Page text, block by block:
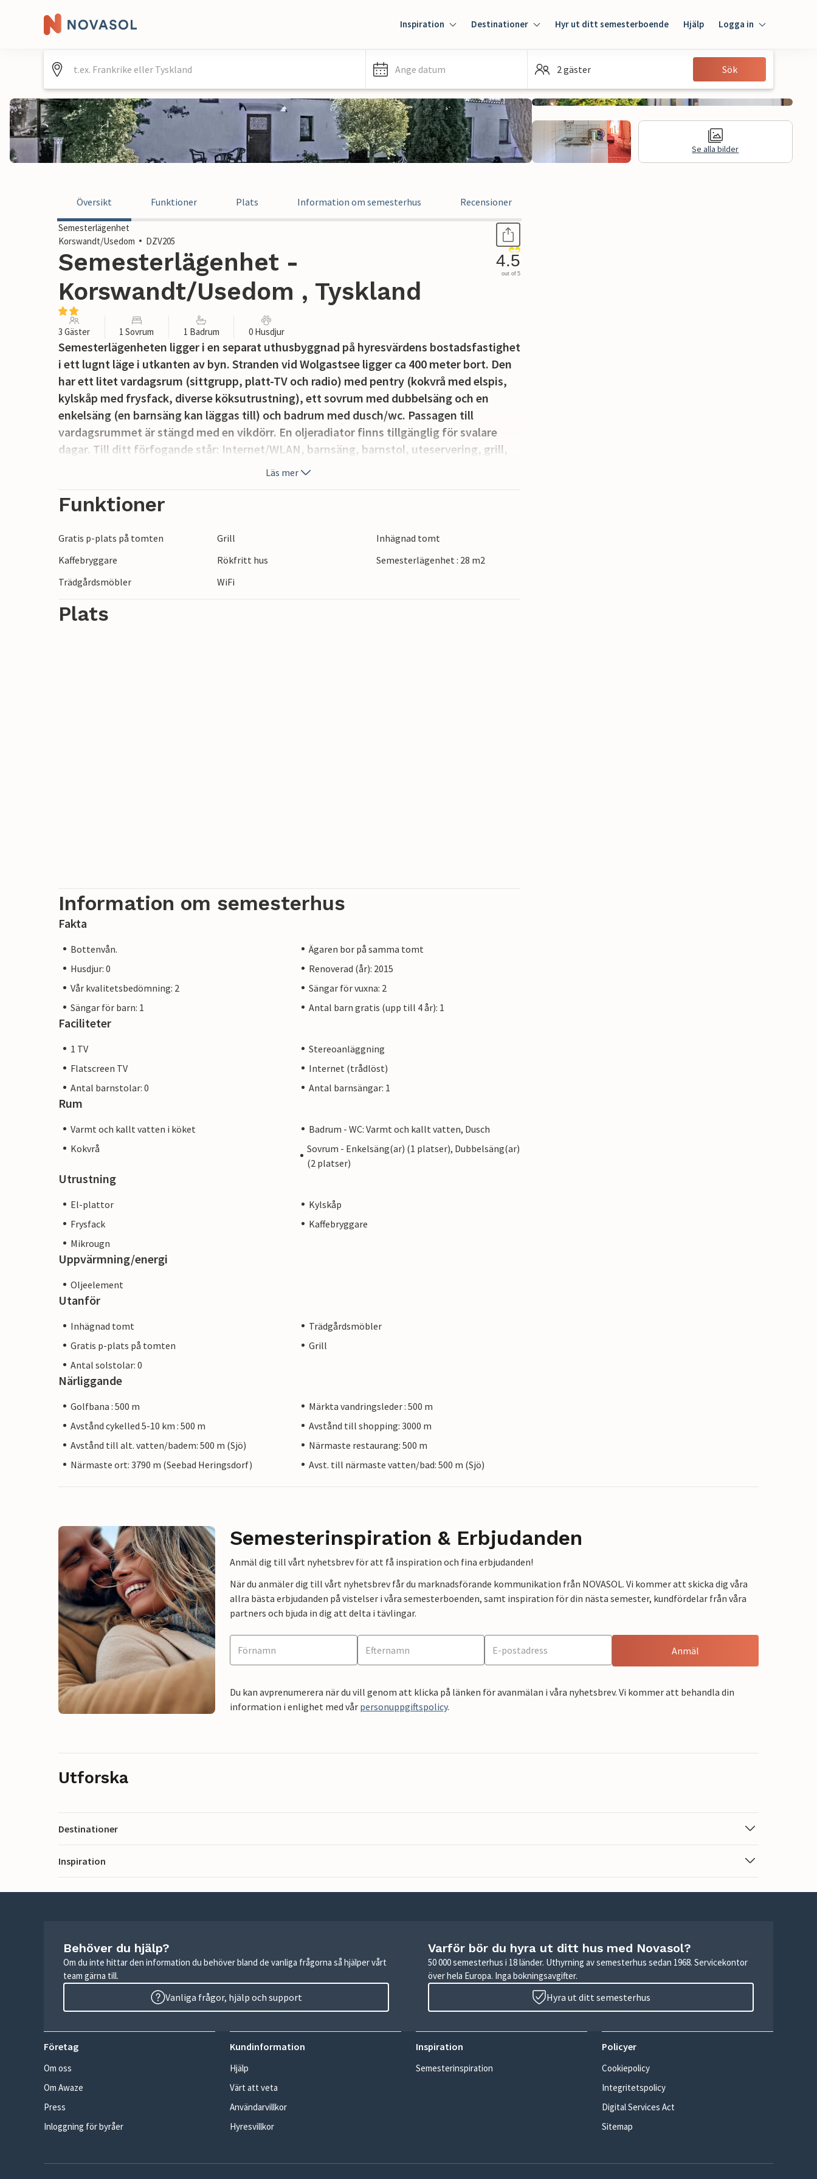
Inspiration Destinationer Hyr ut ditt semesterboende Hjälp Logga in
Gäst
Ange datum 2 gäster Sök
Se alla bilder
Översikt Funktioner Plats Information om semesterhus Recensioner
Semesterlägenhet
Korswandt/Usedom
DZV205
Semesterlägenhet -
Korswandt/Usedom , Tyskland
4.5
out of 5
3 Gäster 1 Sovrum 1 Badrum 0 Husdjur
Semesterlägenheten ligger i en separat uthusbyggnad på hyresvärdens bostadsfastighet
i ett lugnt läge i utkanten av byn. Stranden vid Wolgastsee ligger ca 400 meter bort. Den
har ett litet vardagsrum (sittgrupp, platt-TV och radio) med pentry (kokvrå med elspis,
kylskåp med frysfack, diverse köksutrustning), ett sovrum med dubbelsäng och en
enkelsäng (en barnsäng kan läggas till) och badrum med dusch/wc. Passagen till
vardagsrummet är stängd med en vikdörr. En oljeradiator finns tillgänglig för svalare
dagar. Till ditt förfogande står: Internet/WLAN, barnsäng, barnstol, uteservering, grill,
cykelställ och parkeringsplats. I det totala priset ingår: Sängkläder, handdukar,
sydöstra delen av ön Usedom. Östersjöstranden i badorten Ahlbeck ligger ca 4 km bort.
en båtuthyrning med restaurang och café. Du kan åka häst och vagn 3 km bort.
Läs mer
Funktioner
Gratis p-plats på tomten Grill
Inhägnad tomt
Kaffebryggare
Rökfritt hus
Semesterlägenhet : 28 m2
Trädgårdsmöbler
WiFi
Plats
Information om semesterhus
Fakta
Bottenvån.
Ägaren bor på samma tomt
Husdjur: 0
Renoverad (år): 2015
Vår kvalitetsbedömning: 2
Sängar för vuxna: 2
Sängar för barn: 1
Antal barn gratis (upp till 4 år): 1
Faciliteter
1 TV
Stereoanläggning
Flatscreen TV
Internet (trådlöst)
Antal barnstolar: 0
Antal barnsängar: 1
Rum
Varmt och kallt vatten i köket
Badrum - WC: Varmt och kallt vatten, Dusch
Kokvrå
Sovrum - Enkelsäng(ar) (1 platser), Dubbelsäng(ar)
(2 platser)
Utrustning
El-plattor
Kylskåp
Frysfack
Kaffebryggare
Mikrougn
Uppvärmning/energi
Oljeelement
Utanför
Inhägnad tomt
Trädgårdsmöbler
Gratis p-plats på tomten
Grill
Antal solstolar: 0
Närliggande
Golfbana : 500 m
Märkta vandringsleder : 500 m
Avstånd cykelled 5-10 km : 500 m
Avstånd till shopping: 3000 m
Avstånd till alt. vatten/badem: 500 m (Sjö)
Närmaste restaurang: 500 m
Närmaste ort: 3790 m (Seebad Heringsdorf)
Avst. till närmaste vatten/bad: 500 m (Sjö)
Semesterinspiration & Erbjudanden
Anmäl dig till vårt nyhetsbrev för att få inspiration och fina erbjudanden!
När du anmäler dig till vårt nyhetsbrev får du marknadsförande kommunikation från NOVASOL. Vi kommer att skicka dig våra
allra bästa erbjudanden på vistelser i våra semesterboenden, samt inspiration för din nästa semester, kundfördelar från våra
partners och bjuda in dig att delta i tävlingar.
Anmäl
Du kan avprenumerera när du vill genom att klicka på länken för avanmälan i våra nyhetsbrev. Vi kommer att behandla din
information i enlighet med vår personuppgiftspolicy.
Utforska
Destinationer
Inspiration
Behöver du hjälp?
Om du inte hittar den information du behöver bland de vanliga frågorna så hjälper vårt
team gärna till.
Vanliga frågor, hjälp och support
Varför bör du hyra ut ditt hus med Novasol?
50 000 semesterhus i 18 länder. Uthyrning av semesterhus sedan 1968. Servicekontor
över hela Europa. Inga bokningsavgifter.
Hyra ut ditt semesterhus
Företag
Om oss
Om Awaze
Press
Inloggning för byråer
Kundinformation
Hjälp
Värt att veta
Användarvillkor
Hyresvillkor
Inspiration
Semesterinspiration
Policyer
Cookiepolicy
Integritetspolicy
Digital Services Act
Sitemap